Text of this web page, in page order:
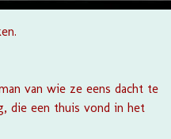
van wie ze eens dacht te
die een thuis vond in het